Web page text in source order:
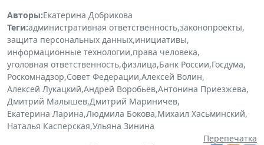
Авторы:Екатерина Добрикова
Теги:административная ответственность,законопроекты,
защита персональных данных,инициативы,
информационные технологии,права человека,
уголовная ответственность,физлица,Банк России,Госдума,
Роскомнадзор,Совет Федерации,Алексей Волин,
Алексей Лукацкий,Андрей Воробьёв,Антонина Приезжева,
Дмитрий Малышев,Дмитрий Мариничев,
Екатерина Ларина,Людмила Бокова,Михаил Хасьминский,
Наталья Касперская,Ульяна Зинина
Перепечатка